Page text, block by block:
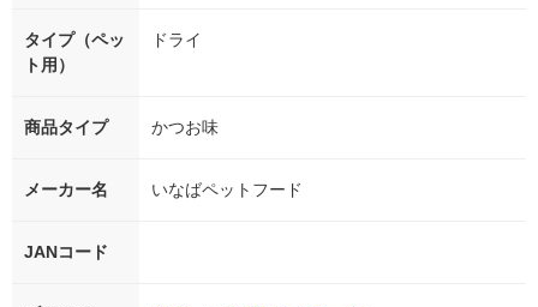
タイプ（ペッ
ト用）
ドライ
商品タイプ かつお味
メーカー名 いなばペットフード
JANコード